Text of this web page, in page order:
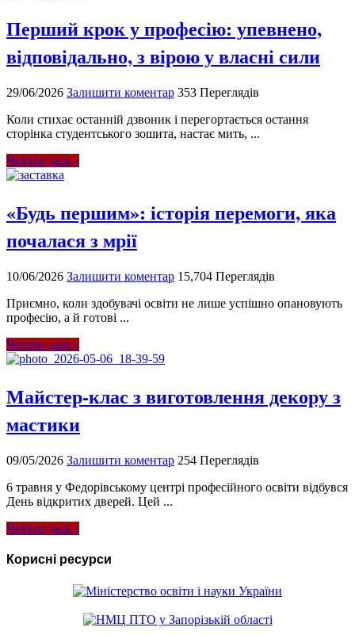
Перший крок у професію: упевнено,
відповідально, з вірою у власні сили
29/06/2026 Залишити коментар 353 Переглядів
Коли стихає останній дзвоник і перегортається остання
сторінка студентського зошита, настає мить, ...
Читати далі »
«Будь першим»: історія перемоги, яка
почалася з мрії
10/06/2026 Залишити коментар 15,704 Переглядів
Приємно, коли здобувачі освіти не лише успішно опановують
професію, а й готові ...
Читати далі »
Майстер-клас з виготовлення декору з
мастики
09/05/2026 Залишити коментар 254 Переглядів
6 травня у Федорівському центрі професійного освіти відбувся
День відкритих дверей. Цей ...
Читати далі »
Корисні ресурси